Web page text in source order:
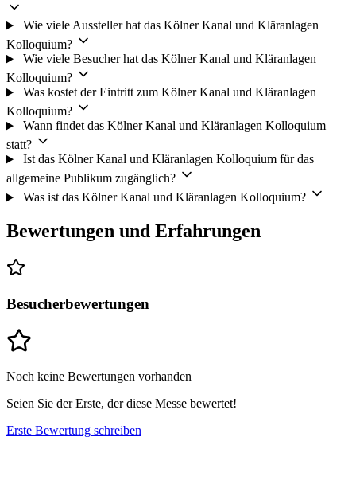
Wie viele Aussteller hat das Kölner Kanal und Kläranlagen
Kolloquium?
Wie viele Besucher hat das Kölner Kanal und Kläranlagen
Kolloquium?
Was kostet der Eintritt zum Kölner Kanal und Kläranlagen
Kolloquium?
Wann findet das Kölner Kanal und Kläranlagen Kolloquium
statt?
Ist das Kölner Kanal und Kläranlagen Kolloquium für das
allgemeine Publikum zugänglich?
Was ist das Kölner Kanal und Kläranlagen Kolloquium?
Bewertungen und Erfahrungen
Besucherbewertungen
Noch keine Bewertungen vorhanden
Seien Sie der Erste, der diese Messe bewertet!
Erste Bewertung schreiben